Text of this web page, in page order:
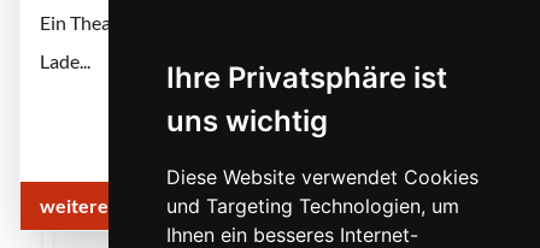
Ihre Privatsphäre ist
uns wichtig
Diese Website verwendet Cookies
und Targeting Technologien, um
Ihnen ein besseres Internet-
Ein Theaterstück über das Phänomen Willy Millowitsch
Lade...
weitere Infos & Termine